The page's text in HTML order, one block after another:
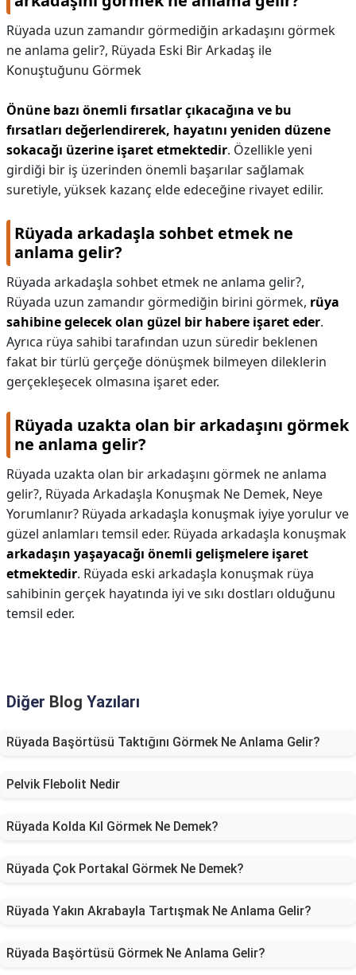
Rüyada uzun zamandır görmediğin arkadaşını görmek
ne anlama gelir?, Rüyada Eski Bir Arkadaş ile
Konuştuğunu Görmek
Önüne bazı önemli fırsatlar çıkacağına ve bu
fırsatları değerlendirerek, hayatını yeniden düzene
sokacağı üzerine işaret etmektedir. Özellikle yeni
girdiği bir iş üzerinden önemli başarılar sağlamak
suretiyle, yüksek kazanç elde edeceğine rivayet edilir.
Rüyada arkadaşla sohbet etmek ne
anlama gelir?
Rüyada arkadaşla sohbet etmek ne anlama gelir?,
Rüyada uzun zamandır görmediğin birini görmek, rüya
sahibine gelecek olan güzel bir habere işaret eder.
Ayrıca rüya sahibi tarafından uzun süredir beklenen
fakat bir türlü gerçeğe dönüşmek bilmeyen dileklerin
gerçekleşecek olmasına işaret eder.
Rüyada uzakta olan bir arkadaşını görmek
ne anlama gelir?
Rüyada uzakta olan bir arkadaşını görmek ne anlama
gelir?, Rüyada Arkadaşla Konuşmak Ne Demek, Neye
Yorumlanır? Rüyada arkadaşla konuşmak iyiye yorulur ve
güzel anlamları temsil eder. Rüyada arkadaşla konuşmak
arkadaşın yaşayacağı önemli gelişmelere işaret
etmektedir. Rüyada eski arkadaşla konuşmak rüya
sahibinin gerçek hayatında iyi ve sıkı dostları olduğunu
temsil eder.
Diğer Blog Yazıları
Rüyada Başörtüsü Taktığını Görmek Ne Anlama Gelir?
Pelvik Flebolit Nedir
Rüyada Kolda Kıl Görmek Ne Demek?
Rüyada Çok Portakal Görmek Ne Demek?
Rüyada Yakın Akrabayla Tartışmak Ne Anlama Gelir?
Rüyada Başörtüsü Görmek Ne Anlama Gelir?